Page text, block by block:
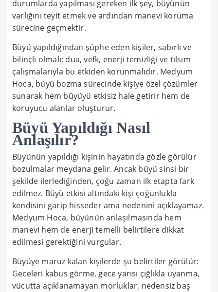
durumlarda yapılması gereken ilk şey, büyünün
varlığını teyit etmek ve ardından manevi koruma
sürecine geçmektir.
Büyü yapıldığından şüphe eden kişiler, sabırlı ve
bilinçli olmalı; dua, vefk, enerji temizliği ve tılsım
çalışmalarıyla bu etkiden korunmalıdır. Medyum
Hoca, büyü bozma sürecinde kişiye özel çözümler
sunarak hem büyüyü etkisiz hale getirir hem de
koruyucu alanlar oluşturur.
Büyü Yapıldığı Nasıl
Anlaşılır?
Büyünün yapıldığı kişinin hayatında gözle görülür
bozulmalar meydana gelir. Ancak büyü sinsi bir
şekilde ilerlediğinden, çoğu zaman ilk etapta fark
edilmez. Büyü etkisi altındaki kişi çoğunlukla
kendisini garip hisseder ama nedenini açıklayamaz.
Medyum Hoca, büyünün anlaşılmasında hem
manevi hem de enerji temelli belirtilere dikkat
edilmesi gerektiğini vurgular.
Büyüye maruz kalan kişilerde şu belirtiler görülür:
Geceleri kabus görme, gece yarısı çığlıkla uyanma,
vücutta açıklanamayan morluklar, nedensiz baş